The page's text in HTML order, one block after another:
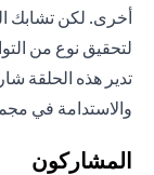
أخرى. لكن تشابك
لتحقيق نوع من
تدير هذه الحلقة
والاستدامة في
المشاركون